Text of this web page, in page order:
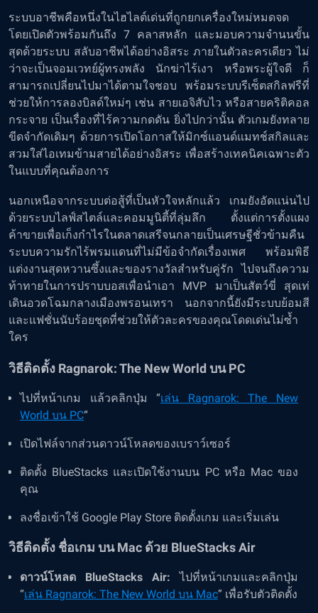
ระบบอาชีพคือหนึ่งในไฮไลต์เด่นที่ถูกยกเครื่องใหม่หมดจด
โดยเปิดตัวพร้อมกันถึง 7 คลาสหลัก และมอบความจำนนขั้น
สุดด้วยระบบ สลับอาชีพได้อย่างอิสระ ภายในตัวละครเดียว ไม่
ว่าจะเป็นจอมเวทย์ผู้ทรงพลัง นักฆ่าไร้เงา หรือพระผู้ใจดี ก็
สามารถเปลี่ยนไปมาได้ตามใจชอบ พร้อมระบบรีเซ็ตสกิลฟรีที่
ช่วยให้การลองบิลด์ใหม่ๆ เช่น สายเอจิสับไว หรือสายคริติคอล
กระจาย เป็นเรื่องที่ไร้ความกดดัน ยิ่งไปกว่านั้น ตัวเกมยังทลาย
ขีดจำกัดเดิมๆ ด้วยการเปิดโอกาสให้มิกซ์แอนด์แมทช์สกิลและ
สวมใส่ไอเทมข้ามสายได้อย่างอิสระ เพื่อสร้างเทคนิคเฉพาะตัว
ในแบบที่คุณต้องการ
นอกเหนือจากระบบต่อสู้ที่เป็นหัวใจหลักแล้ว เกมยังอัดแน่นไป
ด้วยระบบไลฟ์สไตล์และคอมมูนิตี้ที่ลุ่มลึก ตั้งแต่การตั้งแผง
ค้าขายเพื่อเก็งกำไรในตลาดเสรีจนกลายเป็นเศรษฐีชั่วข้ามคืน
ระบบความรักไร้พรมแดนที่ไม่มีข้อจำกัดเรื่องเพศ พร้อมพิธี
แต่งงานสุดหวานซึ้งและของรางวัลสำหรับคู่รัก ไปจนถึงความ
ท้าทายในการปราบบอสเพื่อนำเอา MVP มาเป็นสัตว์ขี่ สุดเท่
เดินอวดโฉมกลางเมืองพรอนเทรา นอกจากนี้ยังมีระบบย้อมสี
และแฟชั่นนับร้อยชุดที่ช่วยให้ตัวละครของคุณโดดเด่นไม่ซ้ำ
ใคร
วิธีติดตั้ง Ragnarok: The New World บน PC
ไปที่หน้าเกม แล้วคลิกปุ่ม “เล่น Ragnarok: The New
World บน PC“
เปิดไฟล์จากส่วนดาวน์โหลดของเบราว์เซอร์
ติดตั้ง BlueStacks และเปิดใช้งานบน PC หรือ Mac ของ
คุณ
ลงชื่อเข้าใช้ Google Play Store ติดตั้งเกม และเริ่มเล่น
วิธีติดตั้ง ชื่อเกม บน Mac ด้วย BlueStacks Air
ดาวน์โหลด BlueStacks Air: ไปที่หน้าเกมและคลิกปุ่ม
“เล่น Ragnarok: The New World บน Mac” เพื่อรับตัวติดตั้ง